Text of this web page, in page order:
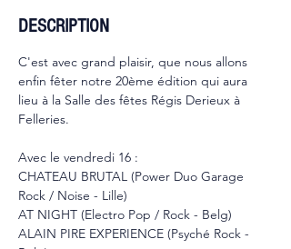
DESCRIPTION
C'est avec grand plaisir, que nous allons
enfin fêter notre 20ème édition qui aura
lieu à la Salle des fêtes Régis Derieux à
Felleries.
Avec le vendredi 16 :
CHATEAU BRUTAL (Power Duo Garage
Rock / Noise - Lille)
AT NIGHT (Electro Pop / Rock - Belg)
ALAIN PIRE EXPERIENCE (Psyché Rock -